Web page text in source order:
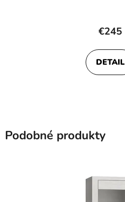
€245
DETAIL
Podobné produkty